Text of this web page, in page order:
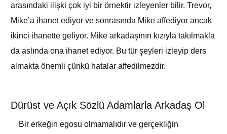
arasındaki ilişki çok iyi bir örnektir izleyenler bilir. Trevor,
Mike’a ihanet ediyor ve sonrasında Mike affediyor ancak
ikinci ihanette geliyor. Mike arkadaşının kızıyla takılmakla
da aslında ona ihanet ediyor. Bu tür şeyleri izleyip ders
almakta önemli çünkü hatalar affedilmezdir.
Dürüst ve Açık Sözlü Adamlarla Arkadaş Ol
Bir erkeğin egosu olmamalıdır ve gerçekliğin